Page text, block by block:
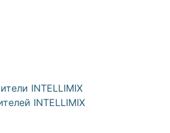
INTELLIMIX
INTELLIMIX